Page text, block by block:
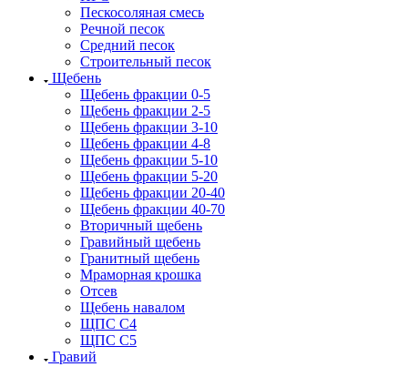
Пескосоляная смесь
Речной песок
Средний песок
Строительный песок
Щебень
Щебень фракции 0-5
Щебень фракции 2-5
Щебень фракции 3-10
Щебень фракции 4-8
Щебень фракции 5-10
Щебень фракции 5-20
Щебень фракции 20-40
Щебень фракции 40-70
Вторичный щебень
Гравийный щебень
Гранитный щебень
Мраморная крошка
Отсев
Щебень навалом
ЩПС С4
ЩПС С5
Гравий